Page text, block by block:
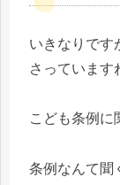
いきなりです
さっています
こども条例に
条例なんて聞